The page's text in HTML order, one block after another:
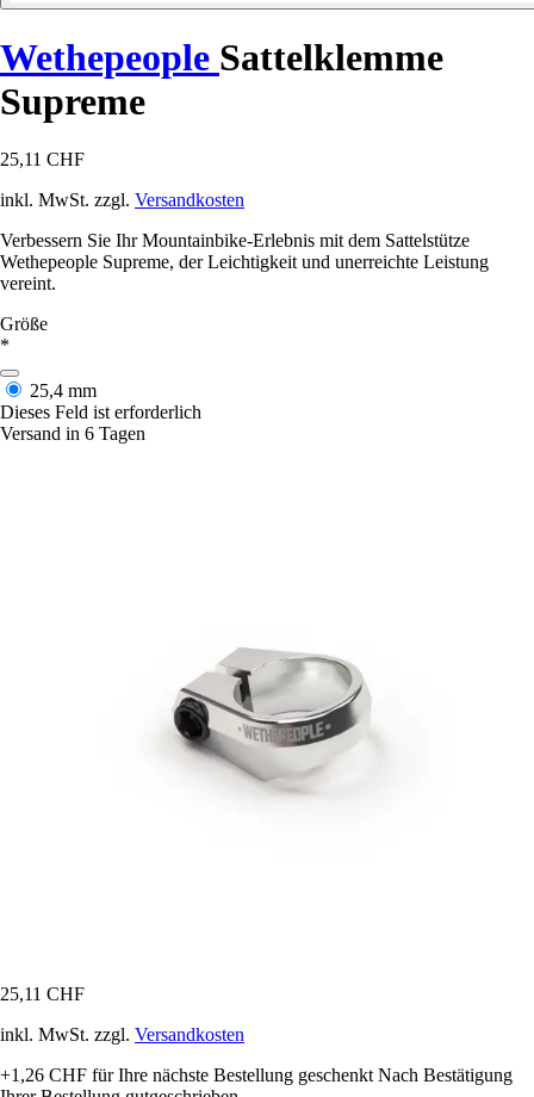
Wethepeople Sattelklemme
Supreme
25,11 CHF
inkl. MwSt. zzgl. Versandkosten
Verbessern Sie Ihr Mountainbike-Erlebnis mit dem Sattelstütze
Wethepeople Supreme, der Leichtigkeit und unerreichte Leistung
vereint.
Größe
*
25,4 mm
Dieses Feld ist erforderlich
Versand in 6 Tagen
25,11 CHF
inkl. MwSt. zzgl. Versandkosten
+1,26 CHF für Ihre nächste Bestellung geschenkt Nach Bestätigung